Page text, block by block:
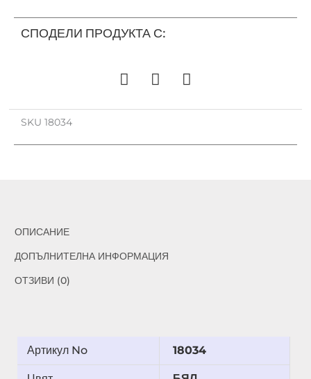
СПОДЕЛИ ПРОДУКТА С:
SKU 18034
ОПИСАНИЕ
ДОПЪЛНИТЕЛНА ИНФОРМАЦИЯ
ОТЗИВИ (0)
Артикул No 18034